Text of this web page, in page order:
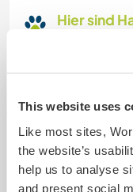
This website uses
Like most sites,
the website’s
help us to analyse
and present social
Hier sind
Kapazität -